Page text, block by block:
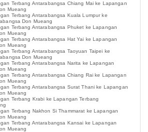
Terbang Antarabangsa Chiang Mai ke Lapangan
Mueang
Terbang Antarabangsa Kuala Lumpur ke
Don Mueang
Terbang Antarabangsa Phuket ke Lapangan
Mueang
Terbang Antarabangsa Hat Yai ke Lapangan
Mueang
Terbang Antarabangsa Taoyuan Taipei ke
Don Mueang
Terbang Antarabangsa Narita ke Lapangan
Mueang
Terbang Antarabangsa Chiang Rai ke Lapangan
Mueang
Terbang Antarabangsa Surat Thani ke Lapangan
Mueang
Terbang Krabi ke Lapangan Terbang
Terbang Nakhon Si Thammarat ke Lapangan
Mueang
Terbang Antarabangsa Kansai ke Lapangan
Mueang